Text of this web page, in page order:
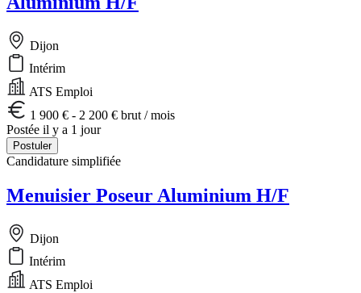
Dijon
Intérim
ATS Emploi
1 900 € - 2 200 € brut / mois
Postée il y a 1 jour
Postuler
Candidature simplifiée
Menuisier Poseur Aluminium H/F
Dijon
Intérim
ATS Emploi